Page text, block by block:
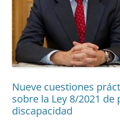
Nueve cuestiones
sobre la Ley 8/2021 de
discapacidad